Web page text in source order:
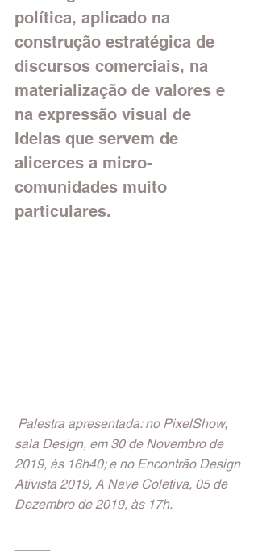
política, aplicado na
construção estratégica de
discursos comerciais, na
materialização de valores e
na expressão visual de
ideias que servem de
alicerces a micro-
comunidades muito
particulares.
sala Design, em 30 de Novembro de
2019, às 16h40; e no Encontrão Design
Ativista 2019, A Nave Coletiva, 05 de
Dezembro de 2019, às 17h.